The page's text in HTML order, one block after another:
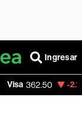
Ingresar
-2.15%